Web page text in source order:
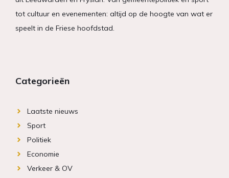
tot cultuur en evenementen: altijd op de hoogte van wat er
speelt in de Friese hoofdstad.
Categorieën
Laatste nieuws
Sport
Politiek
Economie
Verkeer & OV